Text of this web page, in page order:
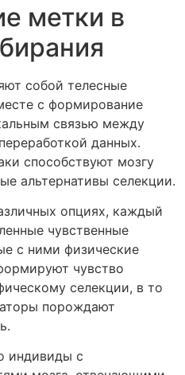
метки в
собой телесные
с формирование
связью между
данных.
способствуют мозгу
альтернативы селекции.
опциях, каждый
чувственные
с ними физические
чувство
селекции, в то
порождают
индивиды с